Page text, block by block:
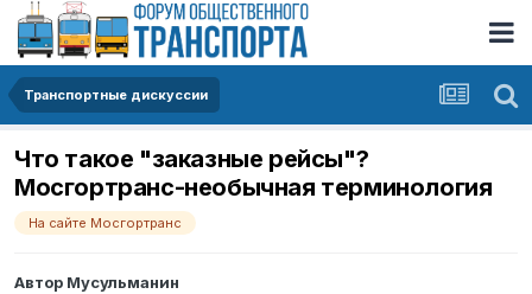
Транспортные дискуссии
Что такое "заказные рейсы"?
Мосгортранс-необычная терминология
На сайте Мосгортранс
Автор Мусульманин